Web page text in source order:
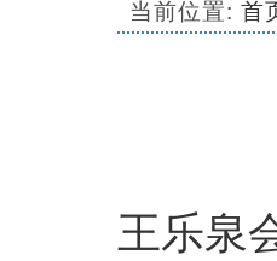
当前位置: 首
王乐泉